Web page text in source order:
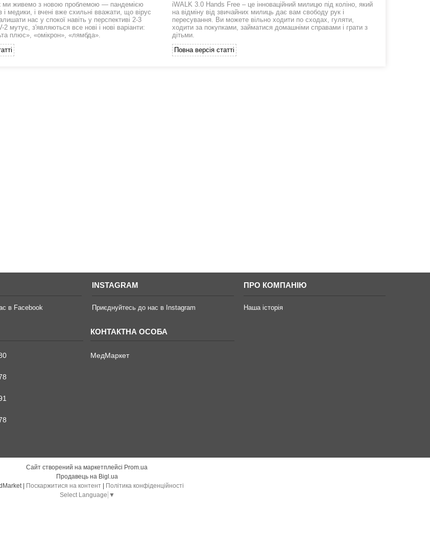
ми живемо з новою проблемою — пандемією
медики, і вчені вже схильні вважати, що вірус
нас у спокої навіть у перспективі 2-3
2 мутує, з'являються все нові і нові варіанти:
плюс», «омікрон», «лямбда».
iWALK 3.0 Hands Free – це інноваційний милицю під коліно, який
на відміну від звичайних милиць дає вам свободу рук і
пересування. Ви можете вільно ходити по сходах, гуляти,
ходити за покупками, займатися домашніми справами і грати з
дітьми.
Повна версія статті
в Facebook
INSTAGRAM
Приєднуйтесь до нас в Instagram
ПРО КОМПАНІЮ
Наша історія
МедМаркет
Сайт створений на маркетплейсі Prom.ua
Продавець на Bigl.ua
MedMarket | Поскаржитися на контент | Політика конфіденційності
Select Language ▼